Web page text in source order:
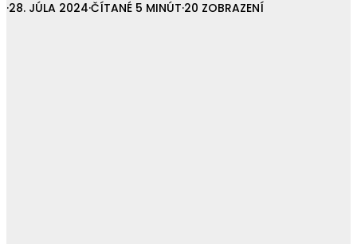
·28. JÚLA 2024·ČÍTANÉ 5 MINÚT·20 ZOBRAZENÍ